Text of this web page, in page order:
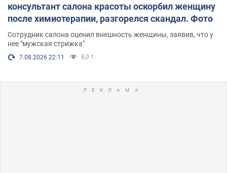
консультант салона красоты оскорбил женщину
после химиотерапии, разгорелся скандал. Фото
Сотрудник салона оценил внешность женщины, заявив, что у
нее "мужская стрижка"
7.08.2026 22:11 8,0 т.